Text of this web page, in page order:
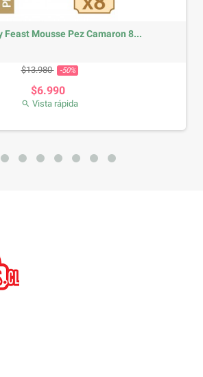
Mousse Pez Camaron 8...
Precio base
$13.980 -50% Precio
$6.990
Vista rápida